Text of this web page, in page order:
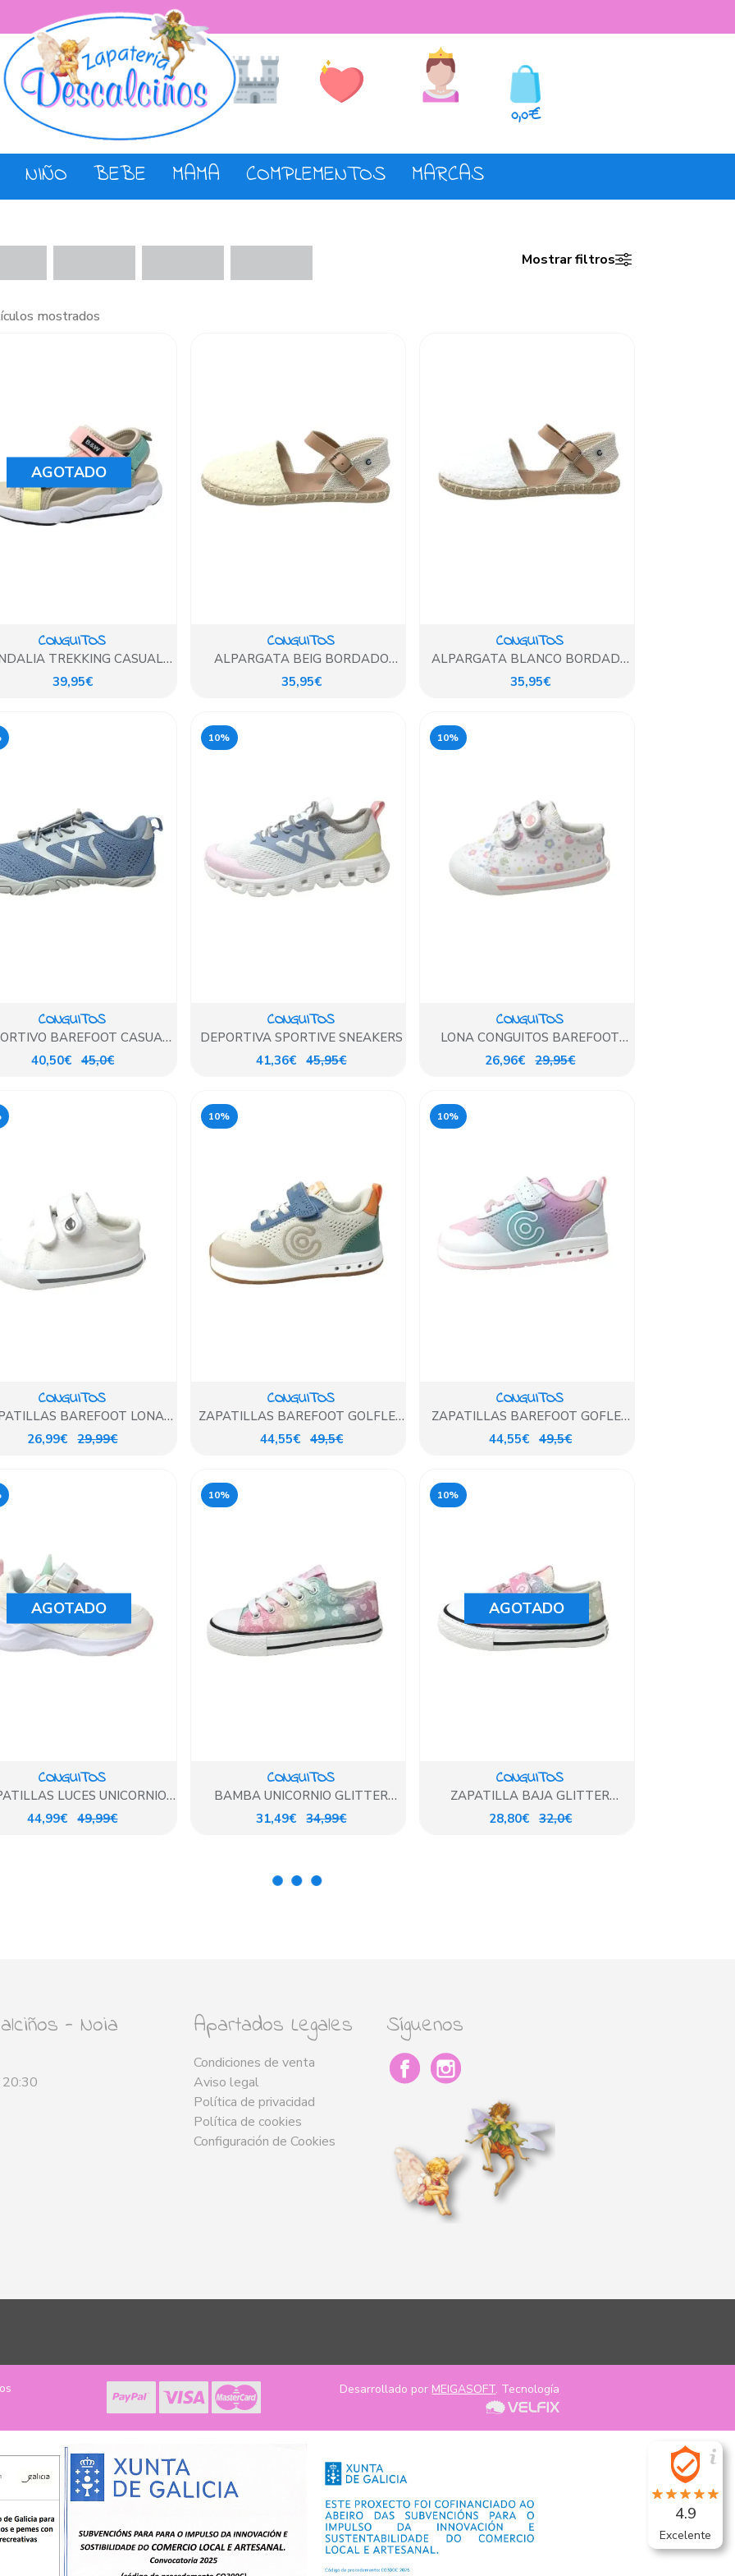
0,0€
NIÑO BEBE MAMA COMPLEMENTOS MARCAS
Mostrar filtros
mostrados
AGOTADO
CONGUITOS
TREKKING CASUAL
MULTICOLOR
39,95€
CONGUITOS
ALPARGATA BEIG BORDADO
FLORES
35,95€
CONGUITOS
ALPARGATA BLANCO BORDADO
FLORES
35,95€
CONGUITOS
BAREFOOT CASUAL
AZUL
40,50€ 45,0€
10%
CONGUITOS
DEPORTIVA SPORTIVE SNEAKERS
41,36€
45,95€
10%
CONGUITOS
LONA CONGUITOS BAREFOOT
FLORES
26,96€ 29,95€
CONGUITOS
BAREFOOT LONA
BLANCA
26,99€ 29,99€
10%
CONGUITOS
ZAPATILLAS BAREFOOT GOLFLEX
BEIG CONGUITOS
44,55€ 49,5€
10%
CONGUITOS
ZAPATILLAS BAREFOOT GOFLEX
LUCES MULTICOLOR
44,55€ 49,5€
AGOTADO
CONGUITOS
LUCES UNICORNIO
FANTASIA CONGUITOS
44,99€ 49,99€
10%
CONGUITOS
BAMBA UNICORNIO GLITTER
MULTICOLOR
31,49€ 34,99€
10%
AGOTADO
CONGUITOS
ZAPATILLA BAJA GLITTER
UNICORNIO
28,80€ 32,0€
- Noia Apartados Legales
Condiciones de venta
Aviso legal
Política de privacidad
Política de cookies
Configuración de Cookies
Síguenos
Desarrollado por MEIGASOFT. Tecnología
4.9
Excelente